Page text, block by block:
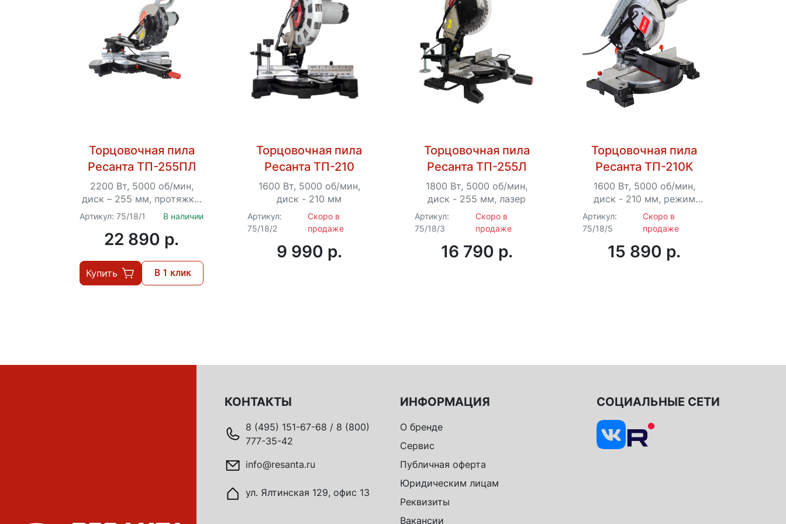
Торцовочная пила
Ресанта ТП-255ПЛ
2200 Вт, 5000 об/мин,
диск – 255 мм, протяжка,
лазер
Артикул: 75/18/1 В наличии
22 890 p.
Купить В 1 клик
Торцовочная пила
Ресанта ТП-210
1600 Вт, 5000 об/мин,
диск - 210 мм
Артикул:
75/18/2
Скоро в
продаже
9 990 p.
Торцовочная пила
Ресанта ТП-255Л
1800 Вт, 5000 об/мин,
диск - 255 мм, лазер
Артикул:
75/18/3
Скоро в
продаже
16 790 p.
Торцовочная пила
Ресанта ТП-210К
1600 Вт, 5000 об/мин,
диск - 210 мм, режим
настольной циркулярной
пилы
Артикул:
75/18/5
Скоро в
продаже
15 890 p.
КОНТАКТЫ
8 (495) 151-67-68 / 8 (800)
777-35-42
info@resanta.ru
ул. Ялтинская 129, офис 13
ИНФОРМАЦИЯ
О бренде
Сервис
Публичная оферта
Юридическим лицам
Реквизиты
Вакансии
СОЦИАЛЬНЫЕ СЕТИ